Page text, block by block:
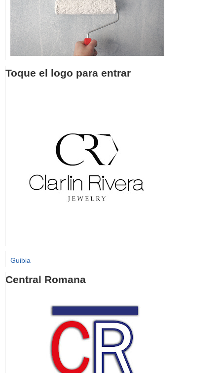
Toque el logo para entrar
Guibia
Central Romana